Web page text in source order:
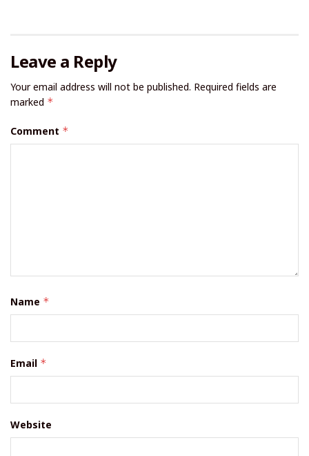
Leave a Reply
Your email address will not be published. Required fields are
marked *
Comment *
Name *
Email *
Website